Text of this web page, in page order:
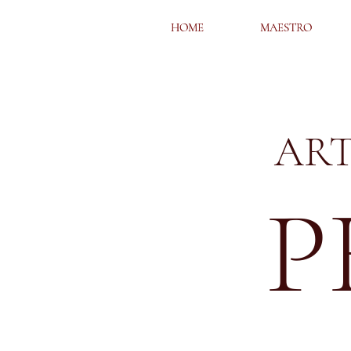
HOME MAESTRO
HOME MAESTRO